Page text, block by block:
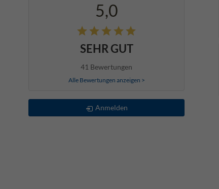
5,0
SEHR GUT
41 Bewertungen
Alle Bewertungen anzeigen >
Anmelden